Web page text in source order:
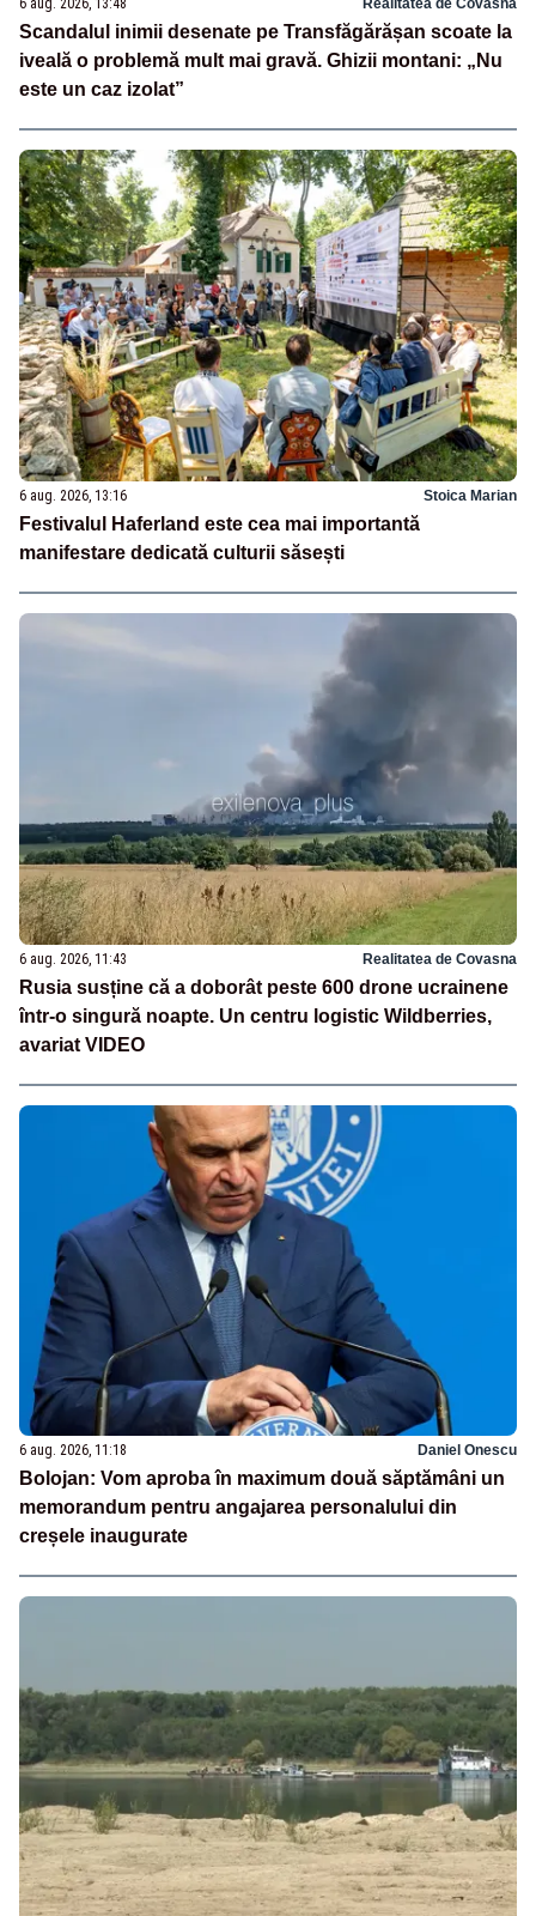
6 aug. 2026, 13:48 Realitatea de Covasna
Scandalul inimii desenate pe Transfăgărășan scoate la
iveală o problemă mult mai gravă. Ghizii montani: „Nu
este un caz izolat”
6 aug. 2026, 13:16 Stoica Marian
Festivalul Haferland este cea mai importantă
manifestare dedicată culturii săsești
6 aug. 2026, 11:43 Realitatea de Covasna
Rusia susține că a doborât peste 600 drone ucrainene
într-o singură noapte. Un centru logistic Wildberries,
avariat VIDEO
6 aug. 2026, 11:18 Daniel Onescu
Bolojan: Vom aproba în maximum două săptămâni un
memorandum pentru angajarea personalului din
creșele inaugurate